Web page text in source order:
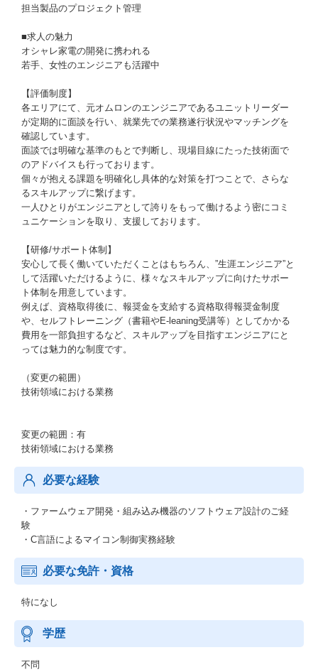
担当製品のプロジェクト管理
■求人の魅力
オシャレ家電の開発に携われる
若手、女性のエンジニアも活躍中
【評価制度】
各エリアにて、元オムロンのエンジニアであるユニットリーダー
が定期的に面談を行い、就業先での業務遂行状況やマッチングを
確認しています。
面談では明確な基準のもとで判断し、現場目線にたった技術面で
のアドバイスも行っております。
個々が抱える課題を明確化し具体的な対策を打つことで、さらな
るスキルアップに繋げます。
一人ひとりがエンジニアとして誇りをもって働けるよう密にコミ
ュニケーションを取り、支援しております。
【研修/サポート体制】
安心して長く働いていただくことはもちろん、”生涯エンジニア”と
して活躍いただけるように、様々なスキルアップに向けたサポー
ト体制を用意しています。
例えば、資格取得後に、報奨金を支給する資格取得報奨金制度
や、セルフトレーニング（書籍やE-leaning受講等）としてかかる
費用を一部負担するなど、スキルアップを目指すエンジニアにと
っては魅力的な制度です。
（変更の範囲）
技術領域における業務
変更の範囲：有
技術領域における業務
必要な経験
・ファームウェア開発・組み込み機器のソフトウェア設計のご経
験
・C言語によるマイコン制御実務経験
必要な免許・資格
特になし
学歴
不問